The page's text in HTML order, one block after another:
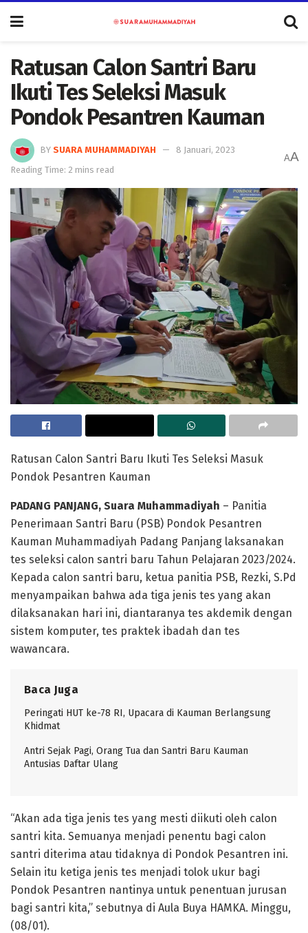
Ratusan Calon Santri Baru
Ikuti Tes Seleksi Masuk
Pondok Pesantren Kauman
BY SUARA MUHAMMADIYAH
8 Januari, 2023
Reading Time: 2 mins read
AA
Ratusan Calon Santri Baru Ikuti Tes Seleksi Masuk
Pondok Pesantren Kauman
PADANG PANJANG, Suara Muhammadiyah – Panitia
Penerimaan Santri Baru (PSB) Pondok Pesantren
Kauman Muhammadiyah Padang Panjang laksanakan
tes seleksi calon santri baru Tahun Pelajaran 2023/2024.
Kepada calon santri baru, ketua panitia PSB, Rezki, S.Pd
menyampaikan bahwa ada tiga jenis tes yang akan
dilaksanakan hari ini, diantaranya tes akdemik dengan
sistem komputer, tes praktek ibadah dan tes
wawancara.
Baca Juga
Peringati HUT ke-78 RI, Upacara di Kauman Berlangsung
Khidmat
Antri Sejak Pagi, Orang Tua dan Santri Baru Kauman
Antusias Daftar Ulang
“Akan ada tiga jenis tes yang mesti diikuti oleh calon
santri kita. Semuanya menjadi penentu bagi calon
santri diterima atau tidaknya di Pondok Pesantren ini.
Selain itu ketiga jenis tes menjadi tolok ukur bagi
Pondok Pesantren nantinya untuk penentuan jurusan
bagi santri kita,” sebutnya di Aula Buya HAMKA. Minggu,
(08/01).